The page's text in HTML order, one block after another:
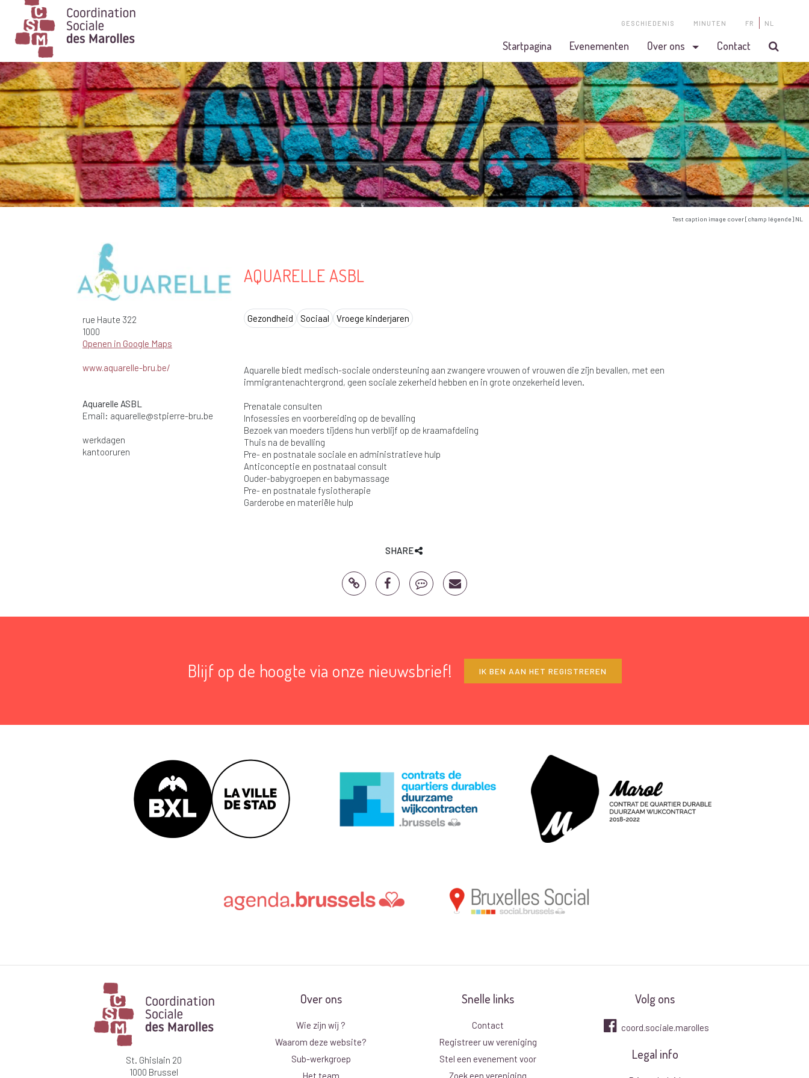
Main Navigation
GESCHIEDENIS MINUTEN FR NL
Startpagina Evenementen Over ons Contact
Test caption image cover [champ légende] NL
rue Haute 322
1000
Openen in Google Maps
www.aquarelle-bru.be/
Aquarelle ASBL
Email: aquarelle@stpierre-bru.be
werkdagen
kantooruren
AQUARELLE ASBL
Gezondheid Sociaal Vroege kinderjaren
Aquarelle biedt medisch-sociale ondersteuning aan zwangere vrouwen of vrouwen die zijn bevallen, met een
immigrantenachtergrond, geen sociale zekerheid hebben en in grote onzekerheid leven.
Prenatale consulten
Infosessies en voorbereiding op de bevalling
Bezoek van moeders tijdens hun verblijf op de kraamafdeling
Thuis na de bevalling
Pre- en postnatale sociale en administratieve hulp
Anticonceptie en postnataal consult
Ouder-babygroepen en babymassage
Pre- en postnatale fysiotherapie
Garderobe en materiële hulp
SHARE
Blijf op de hoogte via onze nieuwsbrief! IK BEN AAN HET REGISTREREN
St. Ghislain 20
1000 Brussel
Over ons
Wie zijn wij ?
Waarom deze website?
Sub-werkgroep
Snelle links
Contact
Registreer uw vereniging
Stel een evenement voor
Volg ons
coord.sociale.marolles
Legal info